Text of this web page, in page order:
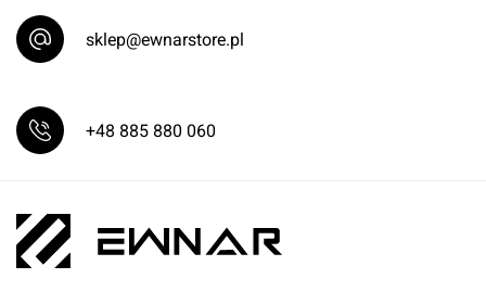
sklep@ewnarstore.pl
+48 885 880 060